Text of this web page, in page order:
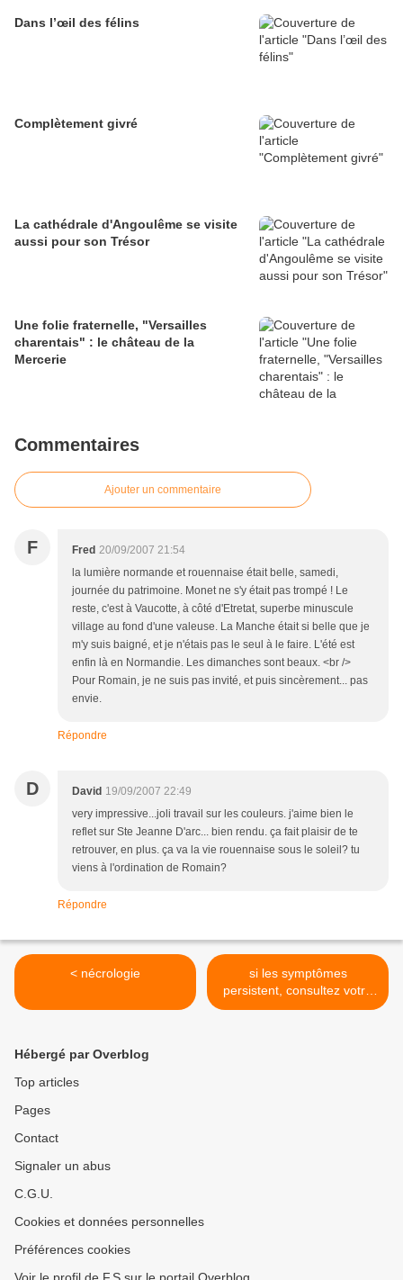
Dans l’œil des félins
Complètement givré
La cathédrale d'Angoulême se visite
aussi pour son Trésor
Une folie fraternelle, "Versailles
charentais" : le château de la
Mercerie
Commentaires
Ajouter un commentaire
F Fred 20/09/2007 21:54
la lumière normande et rouennaise était belle, samedi,
journée du patrimoine. Monet ne s'y était pas trompé ! Le
reste, c'est à Vaucotte, à côté d'Etretat, superbe minuscule
village au fond d'une valeuse. La Manche était si belle que je
m'y suis baigné, et je n'étais pas le seul à le faire. L'été est
enfin là en Normandie. Les dimanches sont beaux. <br />
Pour Romain, je ne suis pas invité, et puis sincèrement... pas
envie.
Répondre
D David 19/09/2007 22:49
very impressive...joli travail sur les couleurs. j'aime bien le
reflet sur Ste Jeanne D'arc... bien rendu. ça fait plaisir de te
retrouver, en plus. ça va la vie rouennaise sous le soleil? tu
viens à l'ordination de Romain?
Répondre
< nécrologie
si les symptômes
persistent, consultez votre
médecin >
Hébergé par Overblog
Top articles
Pages
Contact
Signaler un abus
C.G.U.
Cookies et données personnelles
Préférences cookies